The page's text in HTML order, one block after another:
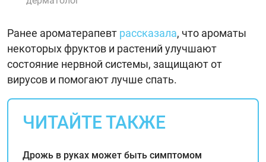
Ранее ароматерапевт рассказала, что ароматы
некоторых фруктов и растений улучшают
состояние нервной системы, защищают от
вирусов и помогают лучше спать.
ЧИТАЙТЕ ТАКЖЕ
Дрожь в руках может быть симптомом